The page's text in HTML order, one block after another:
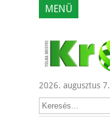
MENÜ
2026. augusztus 7.